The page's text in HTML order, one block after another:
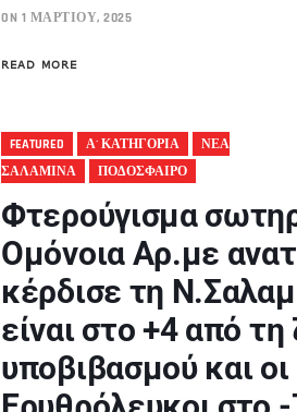
ON 1 ΜΑΡΤΊΟΥ, 2025
READ MORE
FEATURED Α' ΚΑΤΗΓΟΡΙΑ
ΝΕΑ
ΣΑΛΑΜΙΝΑ
ΠΟΔΟΣΦΑΙΡΟ
Φτερούγισμα
Ομόνοια Αρ.με
κέρδισε τη
είναι στο +4 από
υποβιβασμού και οι